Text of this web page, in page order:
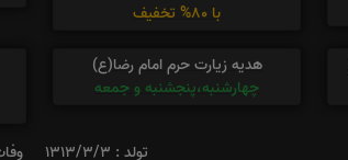
با 80% تخفیف
هدیه زیارت حرم امام رضا(ع)
چهارشنبه،پنجشنبه و جمعه
تولد : 1313/3/3 وفات :